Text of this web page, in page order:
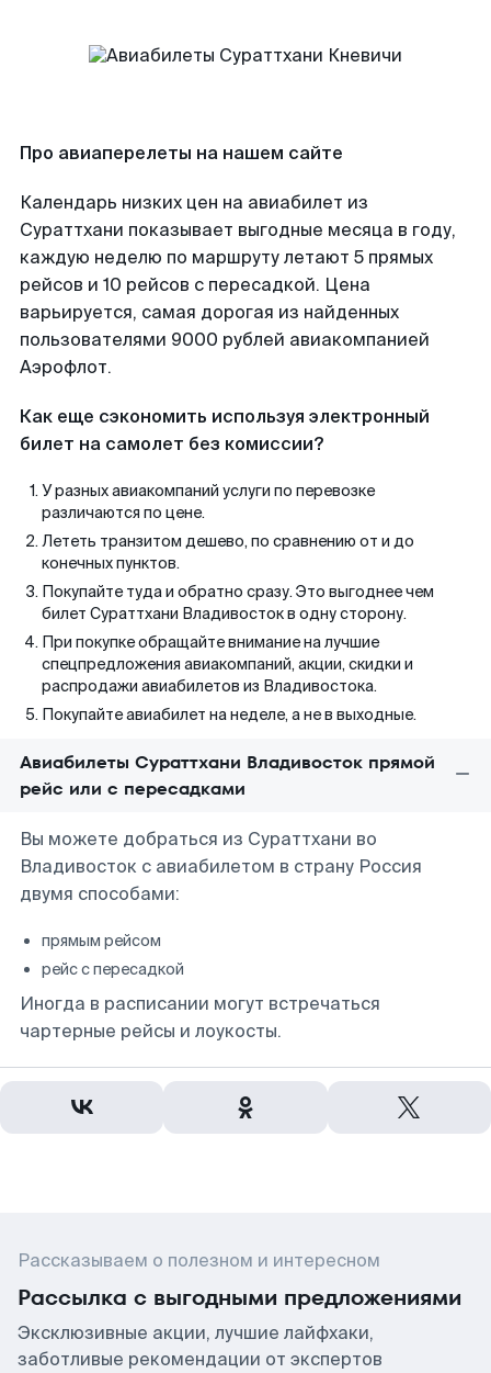
Про авиаперелеты на нашем сайте
Календарь низких цен на авиабилет из
Сураттхани показывает выгодные месяца в году,
каждую неделю по маршруту летают 5 прямых
рейсов и 10 рейсов с пересадкой. Цена
варьируется, самая дорогая из найденных
пользователями 9000 рублей авиакомпанией
Аэрофлот.
Как еще сэкономить используя электронный
билет на самолет без комиссии?
У разных авиакомпаний услуги по перевозке
различаются по цене.
Лететь транзитом дешево, по сравнению от и до
конечных пунктов.
Покупайте туда и обратно сразу. Это выгоднее чем
билет Сураттхани Владивосток в одну сторону.
При покупке обращайте внимание на лучшие
спецпредложения авиакомпаний, акции, скидки и
распродажи авиабилетов из Владивостока.
Покупайте авиабилет на неделе, а не в выходные.
Авиабилеты Сураттхани Владивосток прямой
рейс или с пересадками
Вы можете добраться из Сураттхани во
Владивосток с авиабилетом в страну Россия
двумя способами:
прямым рейсом
рейс с пересадкой
Иногда в расписании могут встречаться
чартерные рейсы и лоукосты.
Рассказываем о полезном и интересном
Рассылка с выгодными предложениями
Эксклюзивные акции, лучшие лайфхаки,
заботливые рекомендации от экспертов